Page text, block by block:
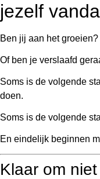
jezelf
Ben jij aan het groeien?
Of ben je verslaafd
Soms is de volgende
doen.
Soms is de volgende
En eindelijk beginnen
Klaar om